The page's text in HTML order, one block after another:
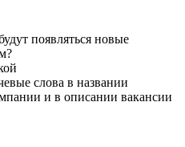
появляться новые
слова в названии
и в описании вакансии